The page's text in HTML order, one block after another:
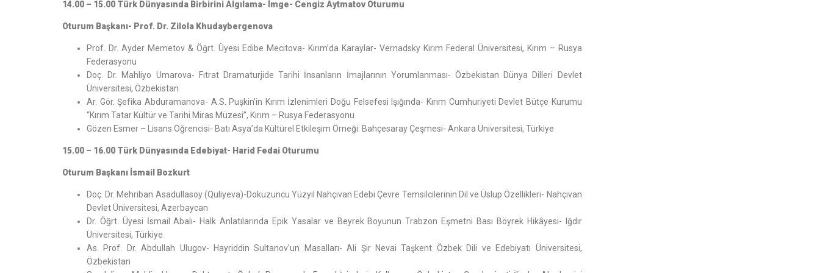
14.00 – 15.00 Türk Dünyasında Birbirini Algılama- İmge- Cengiz Aytmatov Oturumu
Oturum Başkanı- Prof. Dr. Zilola Khudaybergenova
Prof. Dr. Ayder Memetov & Öğrt. Üyesi Edibe Mecitova- Kırım’da Karaylar- Vernadsky Kırım Federal Üniversitesi, Kırım – Rusya
Federasyonu
Doç. Dr. Mahliyo Umarova- Fıtrat Dramaturjide Tarihi İnsanların İmajlarının Yorumlanması- Özbekistan Dünya Dilleri Devlet
Üniversitesi, Özbekistan
Ar. Gör. Şefika Abduramanova- A.S. Puşkin’in Kırım İzlenimleri Doğu Felsefesi Işığında- Kırım Cumhuriyeti Devlet Bütçe Kurumu
“Kırım Tatar Kültür ve Tarihi Miras Müzesi”, Kırım – Rusya Federasyonu
Gözen Esmer – Lisans Öğrencisi- Batı Asya’da Kültürel Etkileşim Örneği: Bahçesaray Çeşmesi- Ankara Üniversitesi, Türkiye
15.00 – 16.00 Türk Dünyasında Edebiyat- Harid Fedai Oturumu
Oturum Başkanı İsmail Bozkurt
Doç. Dr. Mehriban Asadullasoy (Quliyeva)-Dokuzuncu Yüzyıl Nahçıvan Edebi Çevre Temsilcilerinin Dil ve Üslup Özellikleri- Nahçıvan
Devlet Üniversitesi, Azerbaycan
Dr. Öğrt. Üyesi İsmail Abalı- Halk Anlatılarında Epik Yasalar ve Beyrek Boyunun Trabzon Eşmetni Bası Böyrek Hikâyesi- Iğdır
Üniversitesi, Türkiye
As. Prof. Dr. Abdullah Ulugov- Hayriddin Sultanov’un Masalları- Ali Şir Nevai Taşkent Özbek Dili ve Edebiyatı Üniversitesi,
Özbekistan